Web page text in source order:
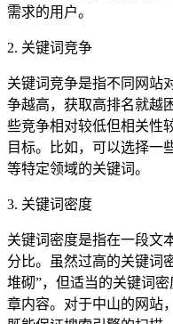
需求的用户。
2. 关键词竞争
关键词竞争是指不同网站
争越高，获取高排名就越
些竞争相对较低但相关性
目标。比如，可以选择一
等特定领域的关键词。
3. 关键词密度
关键词密度是指在一段文
分比。虽然过高的关键词
堆砌”，但适当的关键词
章内容。对于中山的网站